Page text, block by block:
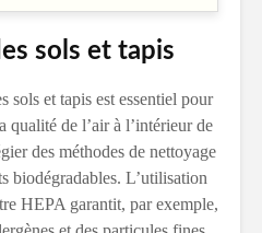
sols et tapis
sols et tapis est essentiel pour
qualité de l’air à l’intérieur de
des méthodes de nettoyage
biodégradables. L’utilisation
HEPA garantit, par exemple,